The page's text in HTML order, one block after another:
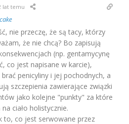
lat temu
nie przeczę, że są tacy, którzy
że nie chcą? Bo zapisują
(np. gentamycynę
co jest napisane w karcie),
penicyliny i jej pochodnych, a
szczepienia zawierające związki
jako kolejne "punkty" za które
ciało holistycznie.
to, co jest serwowane przez